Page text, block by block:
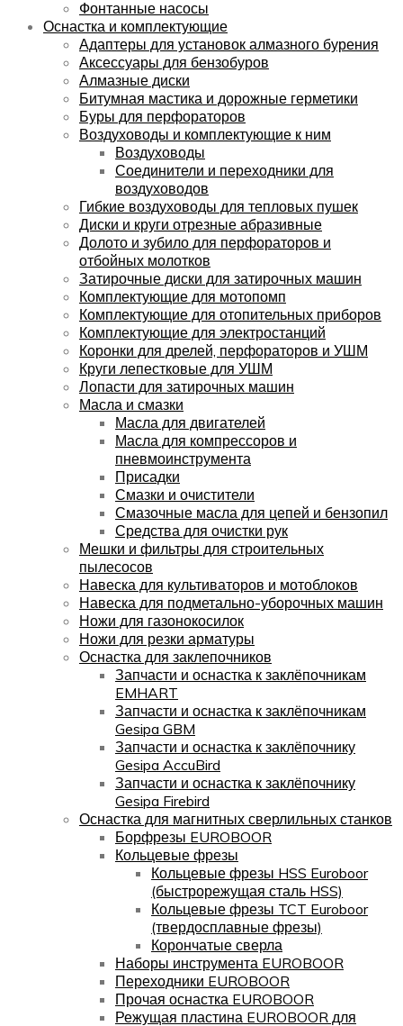
Фонтанные насосы
Оснастка и комплектующие
Адаптеры для установок алмазного бурения
Аксессуары для бензобуров
Алмазные диски
Битумная мастика и дорожные герметики
Буры для перфораторов
Воздуховоды и комплектующие к ним
Воздуховоды
Соединители и переходники для
воздуховодов
Гибкие воздуховоды для тепловых пушек
Диски и круги отрезные абразивные
Долото и зубило для перфораторов и
отбойных молотков
Затирочные диски для затирочных машин
Комплектующие для мотопомп
Комплектующие для отопительных приборов
Комплектующие для электростанций
Коронки для дрелей, перфораторов и УШМ
Круги лепестковые для УШМ
Лопасти для затирочных машин
Масла и смазки
Масла для двигателей
Масла для компрессоров и
пневмоинструмента
Присадки
Смазки и очистители
Смазочные масла для цепей и бензопил
Средства для очистки рук
Мешки и фильтры для строительных
пылесосов
Навеска для культиваторов и мотоблоков
Навеска для подметально-уборочных машин
Ножи для газонокосилок
Ножи для резки арматуры
Оснастка для заклепочников
Запчасти и оснастка к заклёпочникам
EMHART
Запчасти и оснастка к заклёпочникам
Gesipa GBM
Запчасти и оснастка к заклёпочнику
Gesipa AccuBird
Запчасти и оснастка к заклёпочнику
Gesipa Firebird
Оснастка для магнитных сверлильных станков
Борфрезы EUROBOOR
Кольцевые фрезы
Кольцевые фрезы HSS Euroboor
(быстрорежущая сталь HSS)
Кольцевые фрезы TCT Euroboor
(твердосплавные фрезы)
Корончатые сверла
Наборы инструмента EUROBOOR
Переходники EUROBOOR
Прочая оснастка EUROBOOR
Режущая пластина EUROBOOR для